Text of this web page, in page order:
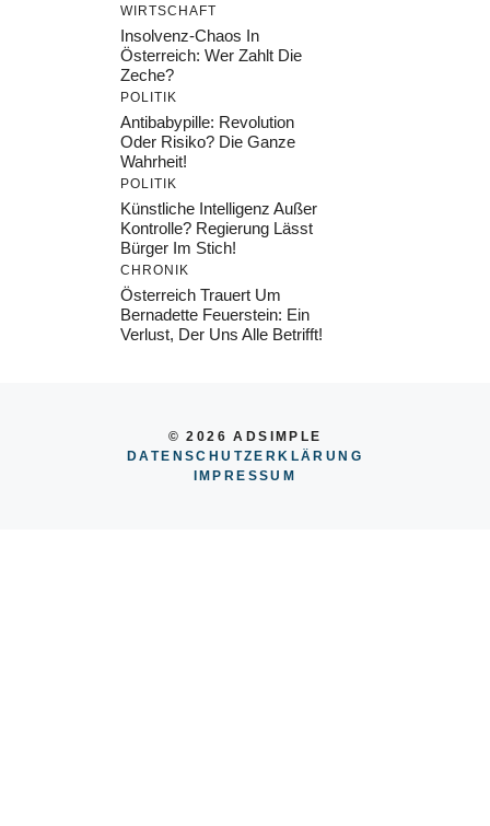
WIRTSCHAFT
Insolvenz-Chaos In
Österreich: Wer Zahlt Die
Zeche?
POLITIK
Antibabypille: Revolution
Oder Risiko? Die Ganze
Wahrheit!
POLITIK
Künstliche Intelligenz Außer
Kontrolle? Regierung Lässt
Bürger Im Stich!
CHRONIK
Österreich Trauert Um
Bernadette Feuerstein: Ein
Verlust, Der Uns Alle Betrifft!
© 2026 ADSIMPLE
DATENSCHUTZERKLÄRUNG
IMPRESSU M